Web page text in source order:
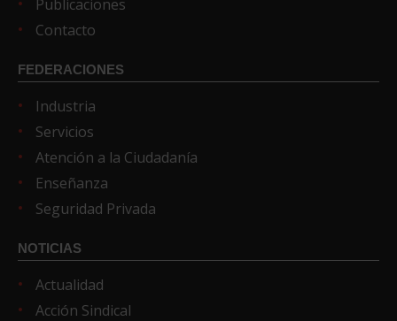
Publicaciones
Contacto
FEDERACIONES
Industria
Servicios
Atención a la Ciudadanía
Enseñanza
Seguridad Privada
NOTICIAS
Actualidad
Acción Sindical